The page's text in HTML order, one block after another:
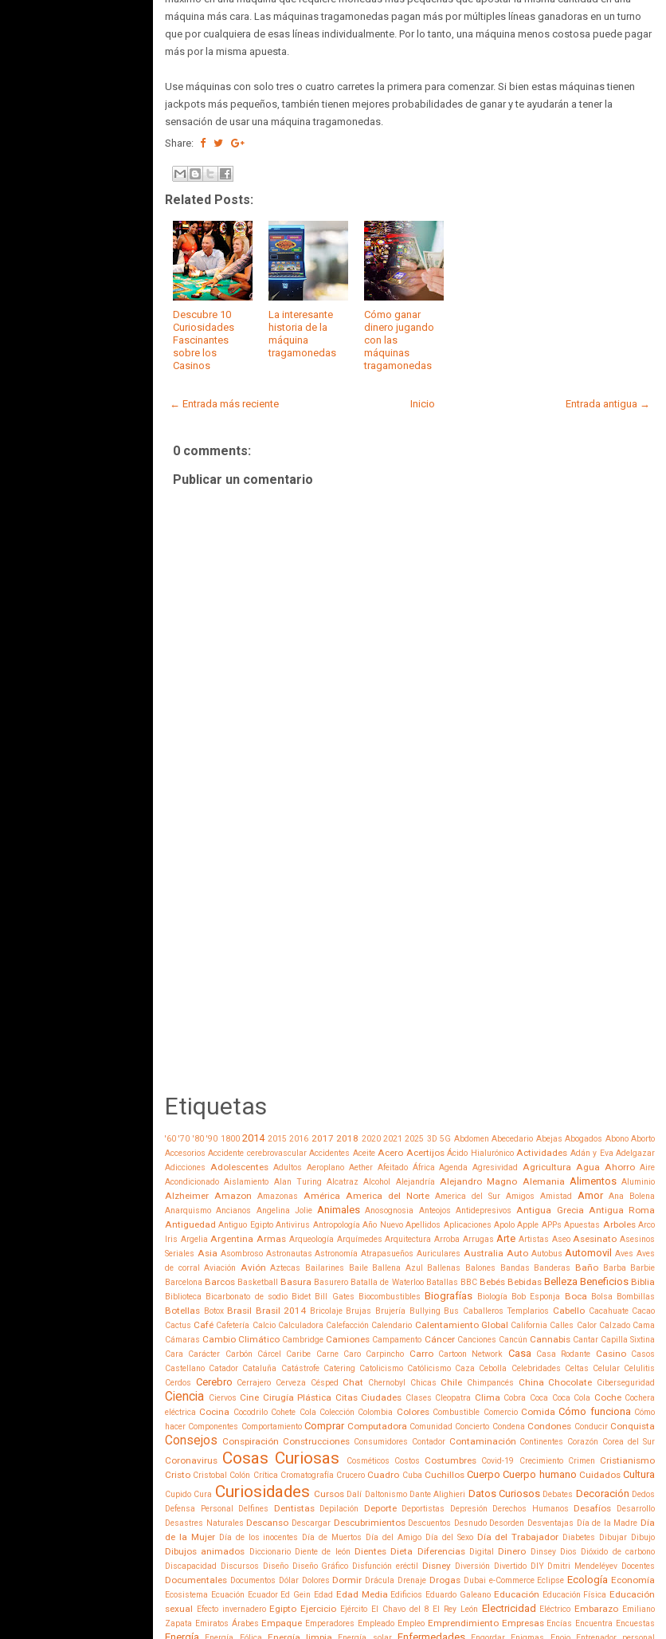
máquina más cara. Las máquinas tragamonedas pagan más por múltiples líneas ganadoras en un turno
que por cualquiera de esas líneas individualmente. Por lo tanto, una máquina menos costosa puede pagar
más por la misma apuesta.
Use máquinas con solo tres o cuatro carretes la primera para comenzar. Si bien estas máquinas tienen
jackpots más pequeños, también tienen mejores probabilidades de ganar y te ayudarán a tener la
sensación de usar una máquina tragamonedas.
Share:
Related Posts:
Descubre 10
Curiosidades
Fascinantes
sobre los
Casinos
La interesante
historia de la
máquina
tragamonedas
Cómo ganar
dinero jugando
con las
máquinas
tragamonedas
← Entrada más reciente Entrada antigua →
Inicio
0 comments:
Publicar un comentario
Etiquetas
'60 '70 '80 '90 1800 2014 2015 2016 2017 2018 2020 2021 2025 3D 5G Abdomen Abecedario Abejas Abogados Abono Aborto
Accesorios Accidente cerebrovascular Accidentes Aceite Acero Acertijos Ácido Hialurónico Actividades Adán y Eva Adelgazar
Adicciones
Adolescentes Adultos Aeroplano Aether Afeitado África Agenda Agresividad Agricultura Agua Ahorro Aire
Acondicionado Aislamiento Alan Turing Alcatraz Alcohol Alejandría Alejandro Magno Alemania Alimentos Aluminio
Alzheimer Amazon Amazonas América America del Norte America del Sur Amigos Amistad Amor Ana Bolena
Anarquismo Ancianos Angelina Jolie Animales Anosognosia Anteojos Antidepresivos Antigua Grecia Antigua Roma
Antiguedad Antiguo Egipto Antivirus Antropología Año Nuevo Apellidos Aplicaciones Apolo Apple APPs Apuestas Arboles Arco
Iris Argelia Argentina Armas Arqueología Arquímedes Arquitectura Arroba Arrugas Arte Artistas Aseo Asesinato Asesinos
Seriales Asia Asombroso Astronautas Astronomía Atrapasueños Auriculares Australia Auto Autobus Automovil Aves Aves
de corral Aviación Avión Aztecas Bailarines Baile Ballena Azul Ballenas Balones Bandas Banderas Baño Barba Barbie
Barcelona Barcos Basketball Basura Basurero Batalla de Waterloo Batallas BBC Bebés Bebidas Belleza Beneficios Biblia
Biblioteca Bicarbonato de sodio Bidet Bill Gates Biocombustibles Biografías Biología Bob Esponja Boca Bolsa Bombillas
Botellas Botox Brasil Brasil 2014 Bricolaje Brujas Brujería Bullying Bus Caballeros Templarios Cabello Cacahuate Cacao
Cactus Café Cafetería Calcio Calculadora Calefacción Calendario Calentamiento Global California Calles Calor Calzado Cama
Cámaras Cambio Climático Cambridge Camiones Campamento Cáncer Canciones Cancún Cannabis Cantar Capilla Sixtina
Cara
Carácter Carbón Cárcel Caribe Carne Caro Carpincho Carro Cartoon Network Casa Casa Rodante Casino Casos
Castellano Catador Cataluña Catástrofe Catering Catolicismo Católicismo Caza Cebolla Celebridades Celtas Celular Celulitis
Cerdos Cerebro Cerrajero Cerveza Césped Chat Chernobyl Chicas Chile Chimpancés China Chocolate Ciberseguridad
Ciencia Ciervos Cine Cirugía Plástica Citas Ciudades Clases Cleopatra Clima Cobra Coca Coca Cola Coche Cochera
eléctrica Cocina Cocodrilo Cohete Cola Colección Colombia Colores Combustible Comercio Comida Cómo funciona Cómo
hacer Componentes Comportamiento Comprar Computadora Comunidad Concierto Condena Condones Conducir Conquista
Consejos Conspiración Construcciones Consumidores Contador Contaminación Continentes Corazón Corea del Sur
Coronavirus Cosas Curiosas Cosméticos Costos Costumbres Covid-19 Crecimiento Crimen
Cristianismo
Cristo Cristobal Colón Crítica Cromatografía Crucero Cuadro Cuba Cuchillos Cuerpo Cuerpo humano Cuidados Cultura
Cupido Cura Curiosidades Cursos Dalí Daltonismo Dante Alighieri Datos Curiosos Debates Decoración Dedos
Defensa Personal
Delfines Dentistas Depilación Deporte Deportistas Depresión Derechos Humanos Desafíos
Desarrollo
Desastres Naturales Descanso Descargar Descubrimientos Descuentos Desnudo Desorden Desventajas Día de la Madre Día
de la Mujer Día de los inocentes Día de Muertos Día del Amigo Día del Sexo Día del Trabajador Diabetes Dibujar Dibujo
Dibujos animados Diccionario Diente de león Dientes Dieta Diferencias Digital Dinero Dinsey Dios Dióxido de carbono
Discapacidad Discursos Diseño Diseño Gráfico Disfunción eréctil Disney Diversión Divertido DIY Dmitri Mendeléyev Docentes
Documentales Documentos Dólar Dolores Dormir Drácula Drenaje Drogas Dubai e-Commerce Eclipse Ecología Economía
Ecosistema Ecuación Ecuador Ed Gein Edad Edad Media Edificios Eduardo Galeano Educación Educación Física Educación
sexual Efecto invernadero Egipto Ejercicio Ejército El Chavo del 8 El Rey León Electricidad Eléctrico Embarazo Emiliano
Zapata Emiratos Árabes Empaque Emperadores Empleado Empleo Emprendimiento Empresas Encías Encuentra Encuestas
Energía Enfermedades